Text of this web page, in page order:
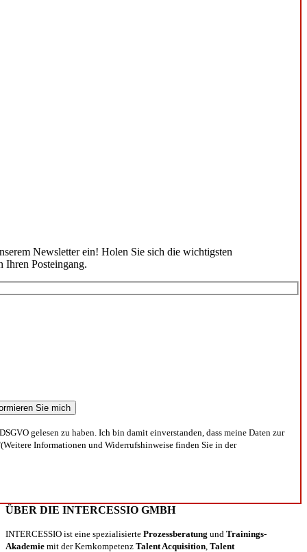
Newsletter ein! Holen Sie sich die wichtigsten
Ihren Posteingang.
gelesen zu haben. Ich bin damit einverstanden, dass meine Daten zur
Informationen und Widerrufshinweise finden Sie in der
ÜBER DIE INTERCESSIO GMBH
INTERCESSIO ist eine spezialisierte Prozessberatung und Trainings-
Akademie mit der Kernkompetenz Talent Acquisition Talent